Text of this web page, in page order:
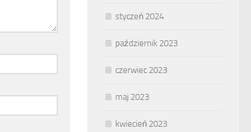
styczeń 2024
październik 2023
czerwiec 2023
maj 2023
kwiecień 2023